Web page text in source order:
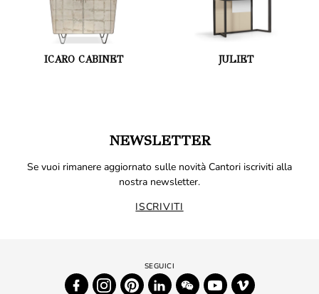
ICARO CABINET JULIET
NEWSLETTER
Se vuoi rimanere aggiornato sulle novità Cantori iscriviti alla
nostra newsletter.
ISCRIVITI